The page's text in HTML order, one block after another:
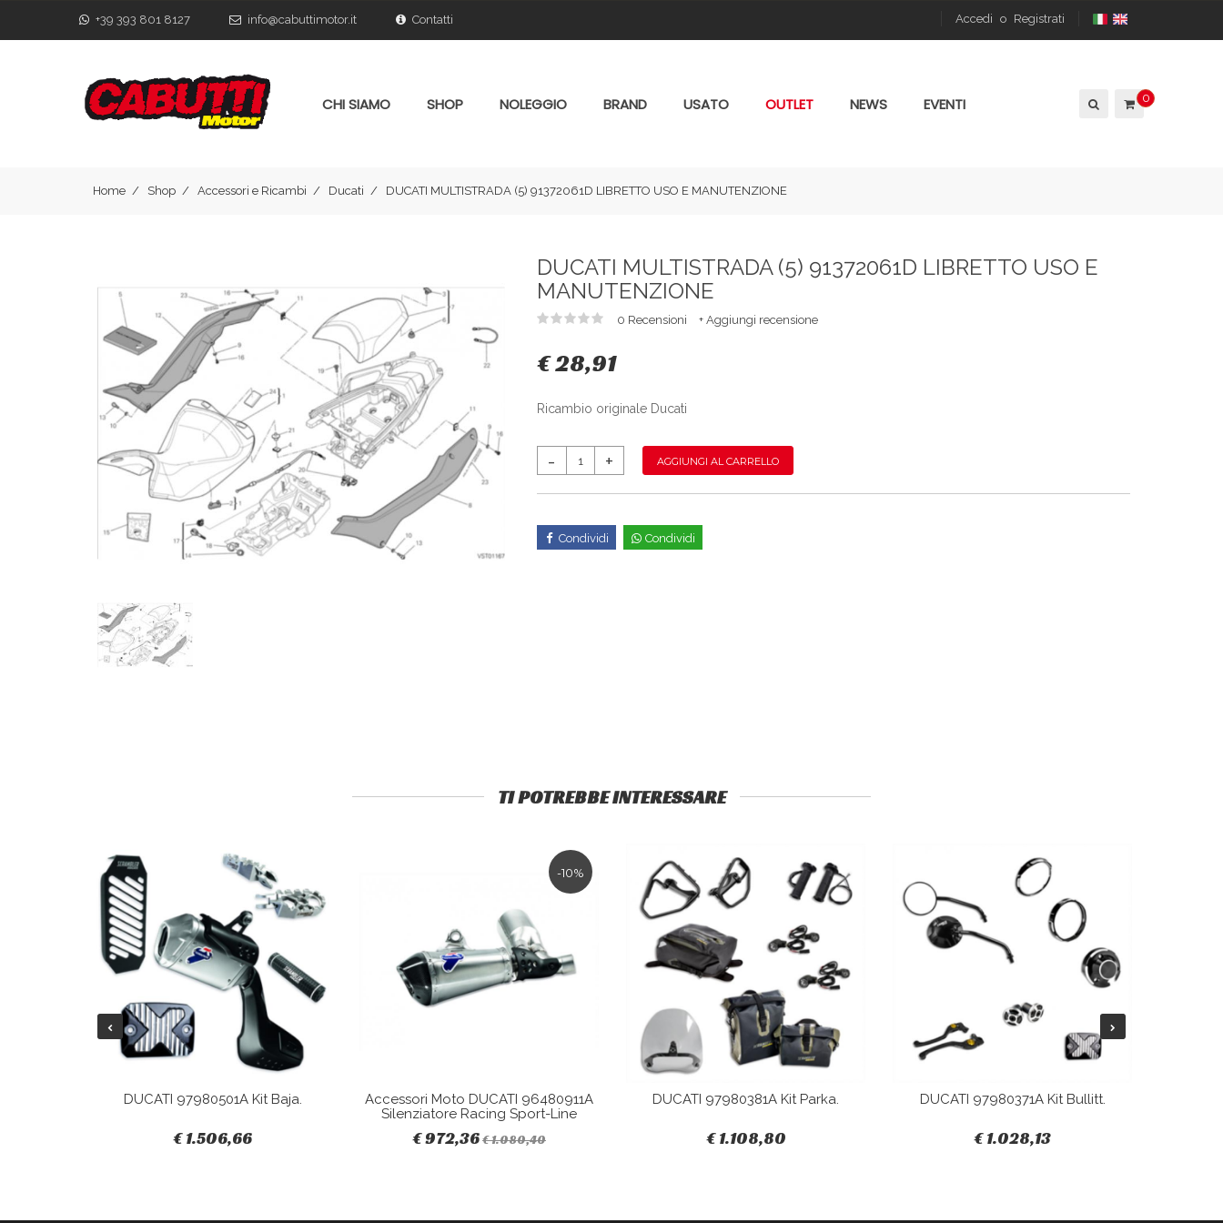
+39 393 801 8127 info@cabuttimotor.it Contatti Accedi o Registrati
0
CHI SIAMO SHOP NOLEGGIO BRAND USATO OUTLET NEWS EVENTI
Home Shop Accessori e Ricambi Ducati DUCATI MULTISTRADA (5) 91372061D LIBRETTO USO E MANUTENZIONE
DUCATI MULTISTRADA (5) 91372061D LIBRETTO USO E
MANUTENZIONE
0 Recensioni + Aggiungi recensione
€ 28,91
Ricambio originale Ducati
AGGIUNGI AL CARRELLO
Condividi Condividi
TI POTREBBE INTERESSARE
DUCATI 97980501A Kit Baja.
€ 1.506,66
-10%
Accessori Moto DUCATI 96480911A
Silenziatore Racing Sport-Line
€ 972,36€ 1.080,40
DUCATI 97980381A Kit Parka.
€ 1.108,80
DUCATI 97980371A Kit Bullitt.
€ 1.028,13